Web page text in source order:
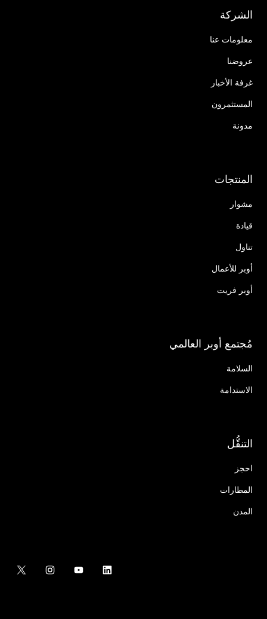
الشركة
معلومات عنا
عروضنا
غرفة الأخبار
المستثمرون
مدونة
المنتجات
مشوار
قيادة
تناول
أوبر للأعمال
أوبر فريت
مُجتمع أوبر العالمي
السلامة
الاستدامة
التنقُّل
احجز
المطارات
المدن